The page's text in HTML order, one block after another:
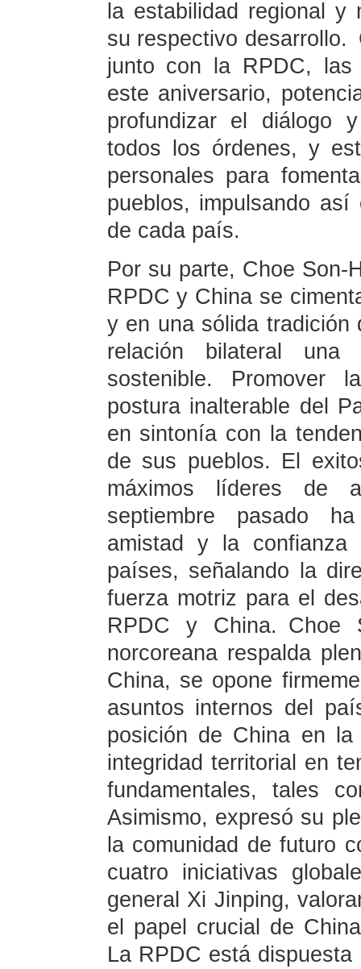
la estabilidad regional y
su respectivo desarrollo.
junto con la RPDC, las
este aniversario,
profundizar el diálogo
todos los órdenes, y
personales para
pueblos, impulsando
de cada país.
Por su parte, Choe Son-
RPDC y China se
y en una sólida tradición
relación bilateral una
sostenible. Promover
postura inalterable del
en sintonía con la
de sus pueblos. El
máximos líderes de
septiembre pasado
amistad y la confianza
países, señalando la
fuerza motriz para el
RPDC y China. Choe
norcoreana respalda
China, se opone
asuntos internos del
posición de China en
integridad territorial en
fundamentales, tales
Asimismo, expresó su
la comunidad de futuro
cuatro iniciativas
general Xi Jinping,
el papel crucial de
La RPDC está